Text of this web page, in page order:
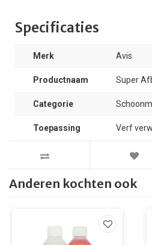
Specificaties
Merk Avis
Productnaam Super
Categorie
Toepassing Verf
Anderen kochten ook